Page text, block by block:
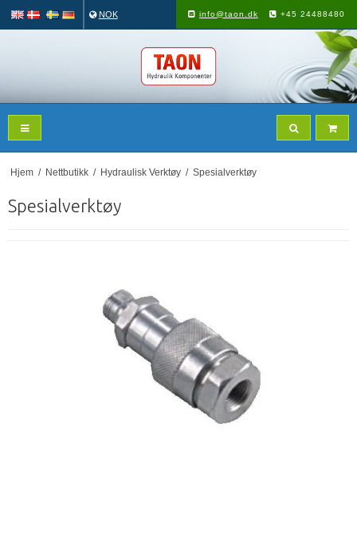
NOK info@taon.dk +45 24488480
Hjem / Nettbutikk / Hydraulisk Verktøy / Spesialverktøy
Spesialverktøy